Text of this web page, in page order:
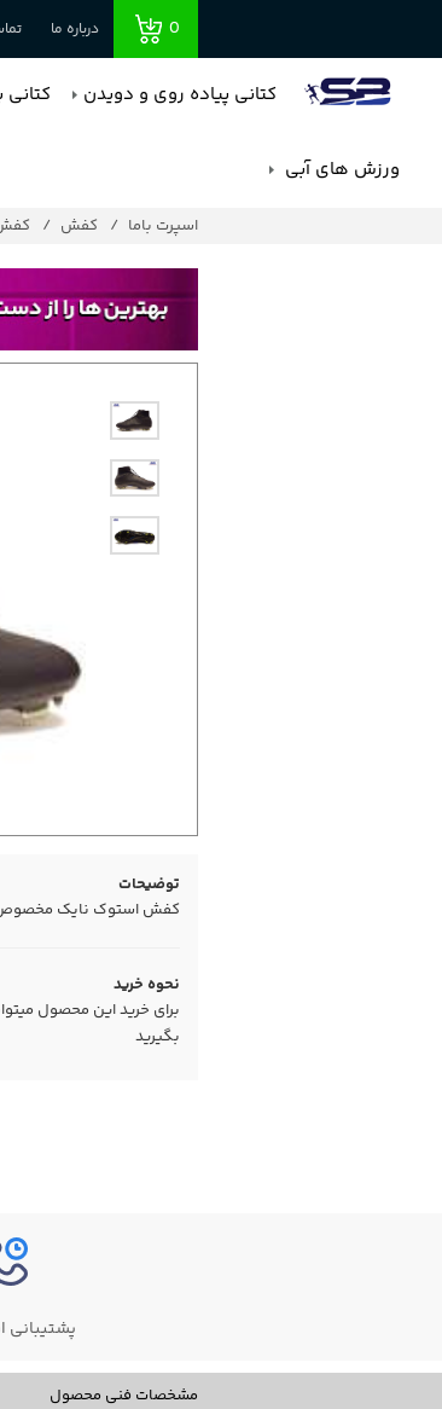
0 درباره ما
کتانی پیاده روی و دویدن کتانی
ورزش های آبی
اسپرت باما کفش
توضیحات
کفش استوک نایک مخصوص
نحوه خرید
برای خرید این محصول
بگیرید
پشتیبانی
مشخصات فنی محصول